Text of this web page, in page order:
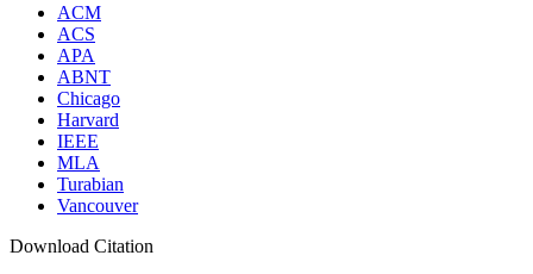
ACM
ACS
APA
ABNT
Chicago
Harvard
IEEE
MLA
Turabian
Vancouver
Download Citation